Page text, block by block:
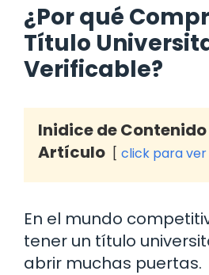
¿Por qué
Título
Verificable?
Inidice de
Artículo
click para ver
En el mundo
tener un título
abrir muchas puertas.